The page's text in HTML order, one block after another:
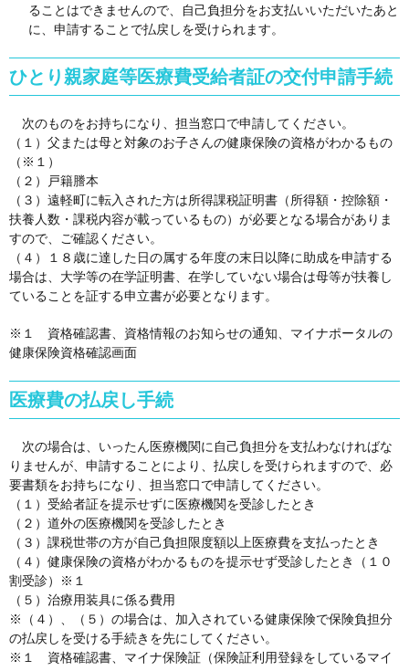
ることはできませんので、自己負担分をお支払いいただいたあと
に、申請することで払戻しを受けられます。
ひとり親家庭等医療費受給者証の交付申請手続
次のものをお持ちになり、担当窓口で申請してください。
（１）父または母と対象のお子さんの健康保険の資格がわかるもの
（※１）
（２）戸籍謄本
（３）遠軽町に転入された方は所得課税証明書（所得額・控除額・
扶養人数・課税内容が載っているもの）が必要となる場合がありま
すので、ご確認ください。
（４）１８歳に達した日の属する年度の末日以降に助成を申請する
場合は、大学等の在学証明書、在学していない場合は母等が扶養し
ていることを証する申立書が必要となります。
※１ 資格確認書、資格情報のお知らせの通知、マイナポータルの
健康保険資格確認画面
医療費の払戻し手続
次の場合は、いったん医療機関に自己負担分を支払わなければな
りませんが、申請することにより、払戻しを受けられますので、必
要書類をお持ちになり、担当窓口で申請してください。
（１）受給者証を提示せずに医療機関を受診したとき
（２）道外の医療機関を受診したとき
（３）課税世帯の方が自己負担限度額以上医療費を支払ったとき
（４）健康保険の資格がわかるものを提示せず受診したとき（１０
割受診）※１
（５）治療用装具に係る費用
※（４）、（５）の場合は、加入されている健康保険で保険負担分
の払戻しを受ける手続きを先にしてください。
※１ 資格確認書、マイナ保険証（保険証利用登録をしているマイ